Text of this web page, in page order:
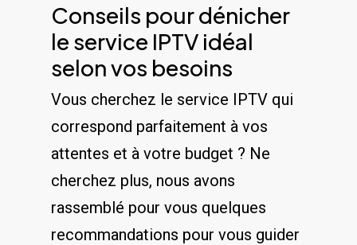
Conseils ⁢pour‌ dénicher
le service IPTV idéal
⁣selon vos ‌besoins
Vous cherchez le service IPTV qui
⁣correspond parfaitement à vos
attentes et à votre budget⁤ ? Ne
cherchez plus, nous avons
rassemblé pour vous quelques
recommandations pour vous guider